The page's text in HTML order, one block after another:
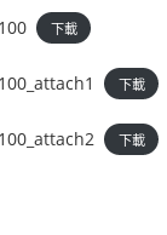
下載
下載
下載